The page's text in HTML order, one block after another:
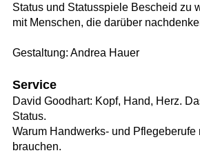
Status und Statusspiele Bescheid zu
mit Menschen, die darüber
Gestaltung: Andrea Hauer
Service
David Goodhart: Kopf, Hand, Herz.
Status.
Warum Handwerks- und Pflegeberufe
brauchen.